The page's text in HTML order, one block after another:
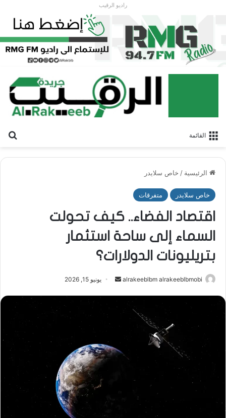
راديو الرقيب
القائمة
الرئيسية / خاص سلايدر
خاص سلايدر متفرقات
اقتصاد الفضاء.. كيف تحولت
السماء إلى ساحة استثمار
بتريليونات الدولارات؟
alrakeeblbm alrakeeblbmobi
أرسل يونيو 15, 2026